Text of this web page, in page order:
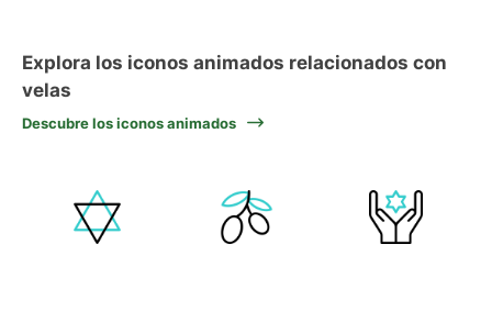
Explora los iconos animados relacionados con
velas
Descubre los iconos animados